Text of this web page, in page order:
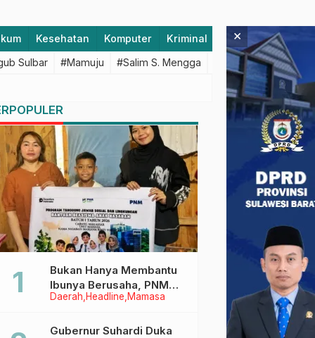
Kesehatan Komputer Kriminal Lifestyle
Sulbar #Mamuju #Salim S. Mengga #featured #Polda
Daerah Headline Mamasa
Bukan Hanya Membantu
Ibunya Berusaha, PNM
Juga Menjaga Mimpi
Menggapai Cita-Cita
Gubernur Suhardi Duka
×